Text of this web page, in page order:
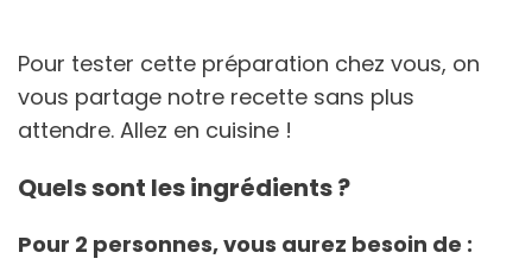
Pour tester cette préparation chez vous, on
vous partage notre recette sans plus
attendre. Allez en cuisine !
Quels sont les ingrédients ?
Pour 2 personnes, vous aurez besoin de :